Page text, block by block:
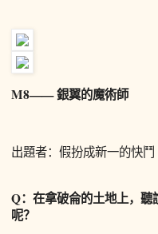
M8—— 銀翼的魔術師
出題者：假扮成新一的快鬥
Q：在拿破侖的土地上，
呢？